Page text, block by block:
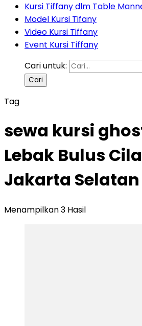
Kursi Tiffany dlm Table
Model Kursi Tifany
Video Kursi Tiffany
Event Kursi Tiffany
Cari untuk:
Tag
sewa kursi
Lebak Bulus
Jakarta Selatan
Menampilkan 3 Hasil